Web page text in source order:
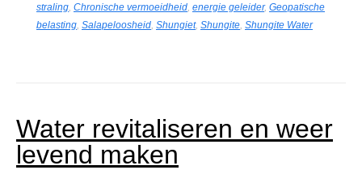
straling Chronische vermoeidheid energie geleider, Geopatische
belasting Salapeloosheid Shungiet, Shungite Shungite Water
Water revitaliseren en weer
levend maken